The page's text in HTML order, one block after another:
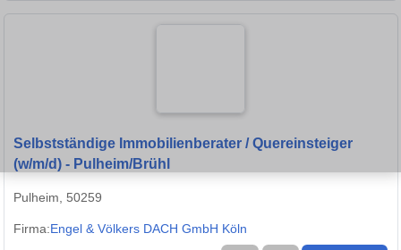
Selbstständige Immobilienberater / Quereinsteiger
(w/m/d) - Pulheim/Brühl
Pulheim, 50259
Firma:Engel & Völkers DACH GmbH Köln